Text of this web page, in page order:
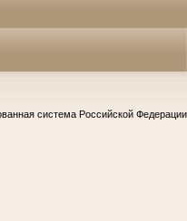
система Российской